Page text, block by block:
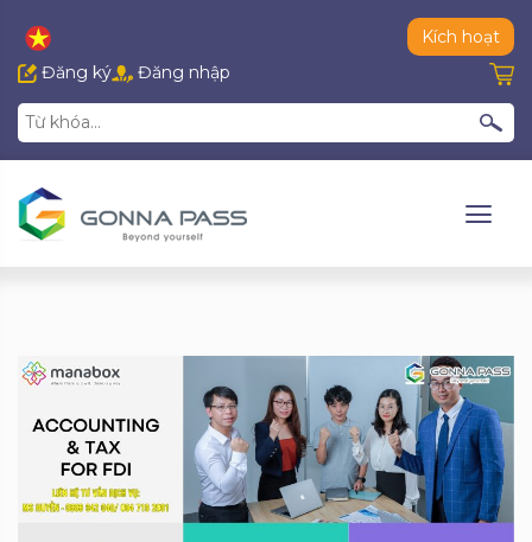
Kích hoạt
Đăng ký
Đăng nhập